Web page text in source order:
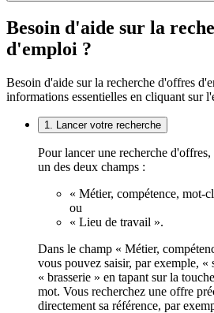
Besoin d'aide sur la
d'emploi ?
Besoin d'aide sur la recherche d'offres
informations essentielles en cliquant sur
1. Lancer votre recherche
Pour lancer une recherche
un des deux champs :
« Métier, compétence, mot-
ou
« Lieu de travail ».
Dans le champ « Métier,
vous pouvez saisir, par exemple, «
« brasserie » en tapant sur la
mot. Vous recherchez une offre
directement sa référence, par